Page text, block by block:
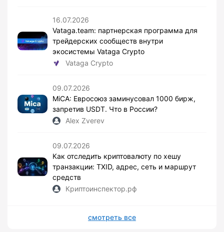
16.07.2026
Vataga.team: партнерская программа для
трейдерских сообществ внутри
экосистемы Vataga Crypto
Vataga Crypto
09.07.2026
MiCA: Евросоюз заминусовал 1000 бирж,
запретив USDT. Что в России?
Alex Zverev
09.07.2026
Как отследить криптовалюту по хешу
транзакции: TXID, адрес, сеть и маршрут
средств
Криптоинспектор.рф
смотреть все